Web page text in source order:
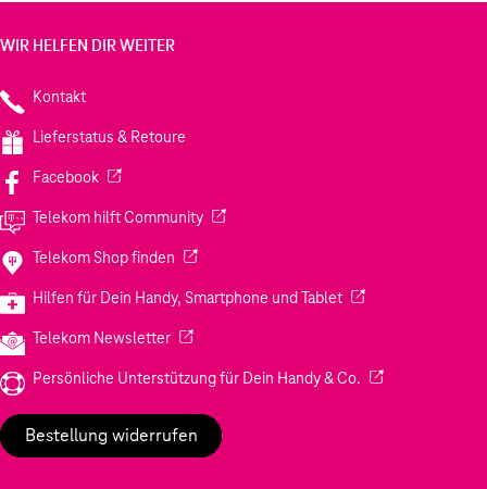
WIR HELFEN DIR WEITER
Kontakt
Lieferstatus & Retoure
Facebook(Wird in einem neuen Tab geöffnet)
Telekom hilft Community(Wird in einem neuen Tab geöffnet)
Telekom Shop finden (Wird in einem neuen Tab geöffnet)
Hilfen für Dein Handy, Smartphone und Tablet(Wird in einem
Telekom Newsletter(Wird in einem neuen Tab geöffnet)
Persönliche Unterstützung für Dein Handy & Co. (Wird in einem
Bestellung widerrufen